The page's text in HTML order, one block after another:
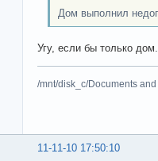
Дом выполнил
Угу, если бы только
/mnt/disk_c/Documents
11-11-10 17:50:10